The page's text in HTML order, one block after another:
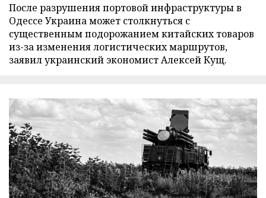
После разрушения портовой инфраструктуры в
Одессе Украина может столкнуться с
существенным подорожанием китайских товаров
из-за изменения логистических маршрутов,
заявил украинский экономист Алексей Кущ.